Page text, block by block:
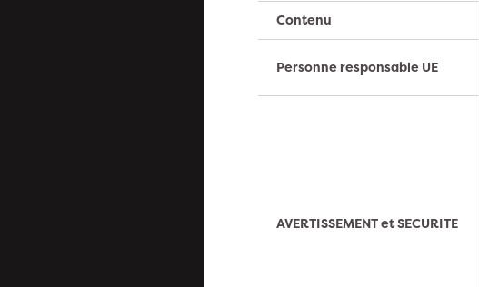
Contenu
Personne responsable UE
AVERTISSEMENT et SECURITE